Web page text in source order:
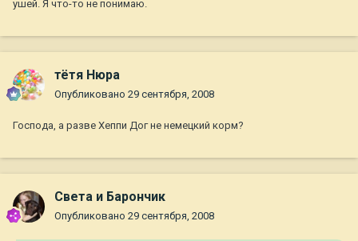
ушей. Я что-то не понимаю.
тётя Нюра
Опубликовано 29 сентября, 2008
Господа, а разве Хеппи Дог не немецкий корм?
Света и Барончик
Опубликовано 29 сентября, 2008